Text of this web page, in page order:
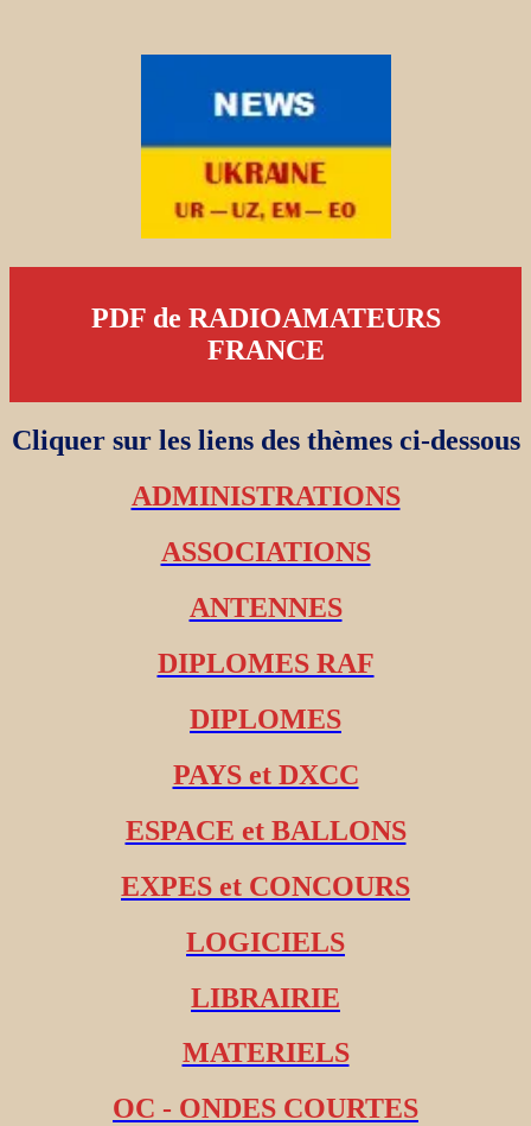
PDF de RADIOAMATEURS
FRANCE
Cliquer sur les liens des thèmes ci-dessous
ADMINISTRATIONS
ASSOCIATIONS
ANTENNES
DIPLOMES RAF
DIPLOMES
PAYS et DXCC
ESPACE et BALLONS
EXPES et CONCOURS
LOGICIELS
LIBRAIRIE
MATERIELS
OC - ONDES COURTES